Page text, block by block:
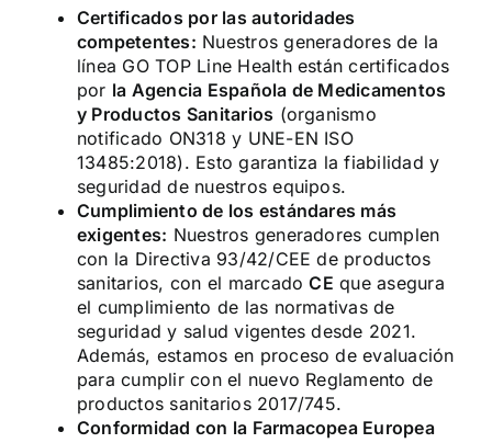
Certificados por las autoridades
competentes: Nuestros generadores de la
línea GO TOP Line Health están certificados
por la Agencia Española de Medicamentos
y Productos Sanitarios (organismo
notificado ON318 y UNE-EN ISO
13485:2018). Esto garantiza la fiabilidad y
seguridad de nuestros equipos.
Cumplimiento de los estándares más
exigentes: Nuestros generadores cumplen
con la Directiva 93/42/CEE de productos
sanitarios, con el marcadoCE que asegura
el cumplimiento de las normativas de
seguridad y salud vigentes desde 2021.
Además, estamos en proceso de evaluación
para cumplir con el nuevo Reglamento de
productos sanitarios 2017/745.
Conformidad con la Farmacopea Europea